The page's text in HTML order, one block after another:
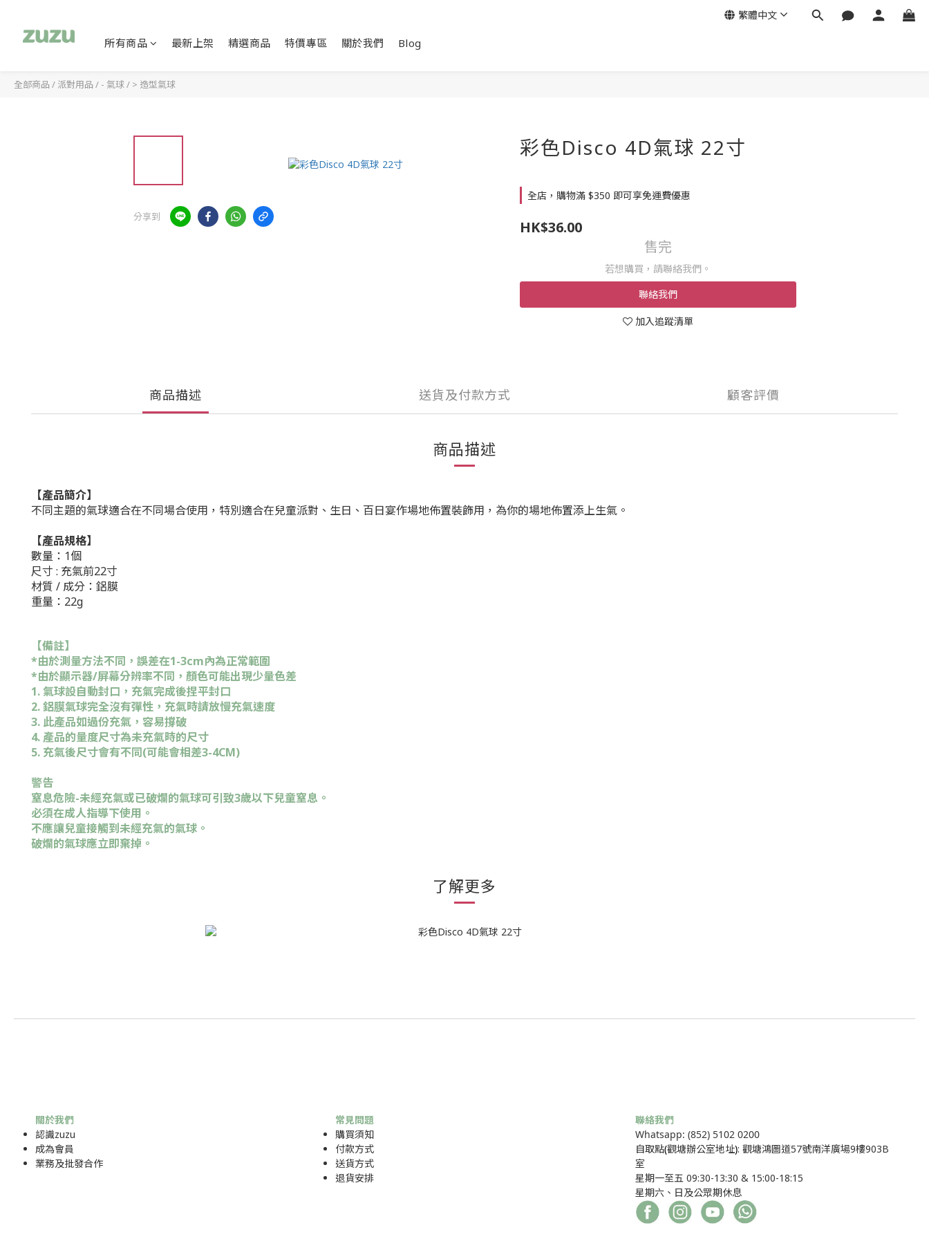
所有商品 最新上架 精選商品 特價專區 關於我們 Blog
繁體中文
全部商品 / 派對用品 / - 氣球/ > 造型氣球
分享到
彩色Disco 4D氣球 22寸
全店，購物滿 $350 即可享免運費優惠
HK$36.00
售完
若想購買，請聯絡我們。
聯絡我們
加入追蹤清單
商品描述 送貨及付款方式 顧客評價
商品描述
【產品簡介】
不同主題的氣球適合在不同場合使用，特別適合在兒童派對、生日、百日宴作場地佈置裝飾用，為你的場地佈置添上生氣。
【產品規格】
數量：1個
尺寸 : 充氣前22寸
材質 / 成分：鋁膜
重量：22g
【備註】
*由於測量方法不同，誤差在1-3cm內為正常範圍
*由於顯示器/屏幕分辨率不同，顏色可能出現少量色差
1. 氣球設自動封口，充氣完成後捏平封口
2. 鋁膜氣球完全沒有彈性，充氣時請放慢充氣速度
3. 此產品如過份充氣，容易撐破
4. 產品的量度尺寸為未充氣時的尺寸
5. 充氣後尺寸會有不同(可能會相差3-4CM)
警告
窒息危險-未經充氣或已破爛的氣球可引致3歲以下兒童窒息。
必須在成人指導下使用。
不應讓兒童接觸到未經充氣的氣球。
破爛的氣球應立即棄掉。
了解更多
關於我們
認識zuzu
成為會員
業務及批發合作
常見問題
購買須知
付款方式
送貨方式
退貨安排
聯絡我們
Whatsapp: (852) 5102 0200
自取點(觀塘辦公室地址): 觀塘鴻圖道57號南洋廣場9樓903B
室
星期一至五 09:30-13:30 & 15:00-18:15
星期六、日及公眾期休息